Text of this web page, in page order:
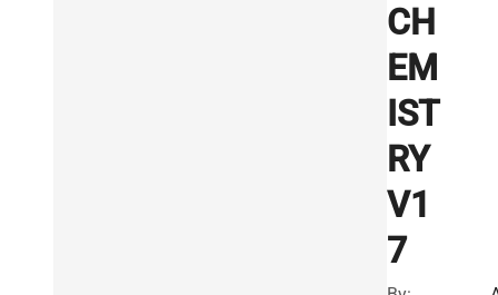
CH
EM
IST
RY
V1
7